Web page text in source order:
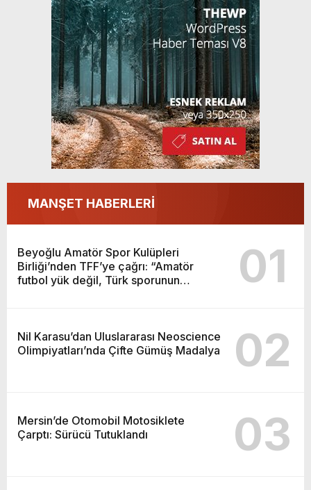
MANŞET HABERLERİ
Beyoğlu Amatör Spor Kulüpleri
Birliği’nden TFF’ye çağrı: “Amatör
futbol yük değil, Türk sporunun
01
Nil Karasu’dan Uluslararası Neoscience
Olimpiyatları’nda Çifte Gümüş Madalya
02
Mersin’de Otomobil Motosiklete
Çarptı: Sürücü Tutuklandı
03